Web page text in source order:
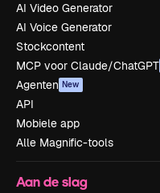
AI Video Generator
AI Voice Generator
Stockcontent
MCP voor Claude/ChatGPT
Agenten New
API
Mobiele app
Alle Magnific-tools
Aan de slag